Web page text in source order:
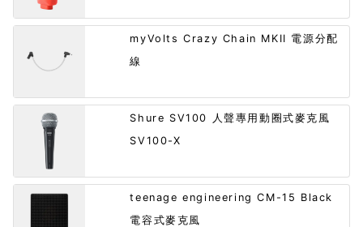
myVolts Crazy Chain MKII 電源分配
線
Shure SV100 人聲專用動圈式麥克風
SV100-X
teenage engineering CM-15 Black
電容式麥克風